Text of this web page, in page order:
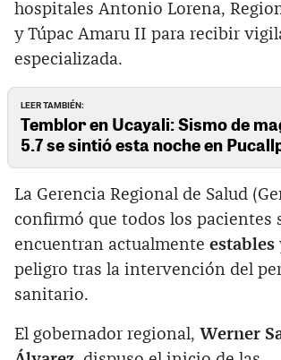
hospitales Antonio Lorena,
y Túpac Amaru II para recibir
especializada.
LEER TAMBIÉN:
Temblor en Ucayali: Sismo de
5.7 se sintió esta noche en
La Gerencia Regional de Salud
confirmó que todos los pacientes
encuentran actualmente estables
peligro tras la intervención del
sanitario.
El gobernador regional, Werner